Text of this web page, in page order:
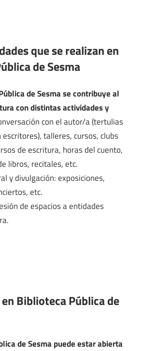
que se realizan en
de Sesma
de Sesma se contribuye al
con distintas actividades y
con el autor/a (tertulias
talleres, cursos, clubs
de escritura, horas del cuento,
libros, recitales, etc.
y divulgación: exposiciones,
etc.
de espacios a entidades
Biblioteca Pública de
de Sesma puede estar abierta